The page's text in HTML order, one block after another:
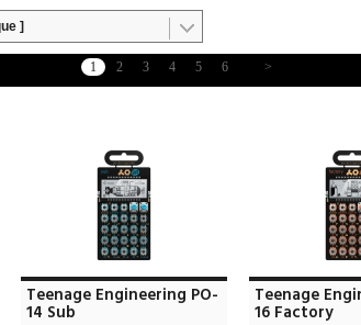
]
1 2 3 4 5 6 >
Teenage Engineering PO-
14 Sub
Teenage
16 Factory